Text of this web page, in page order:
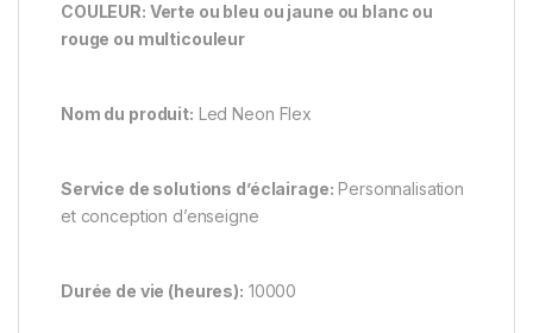
COULEUR: Verte ou bleu ou jaune ou blanc ou
rouge ou multicouleur
Nom du produit: Led Neon Flex
Service de solutions d’éclairage: Personnalisation
et conception d’enseigne
Durée de vie (heures): 10000